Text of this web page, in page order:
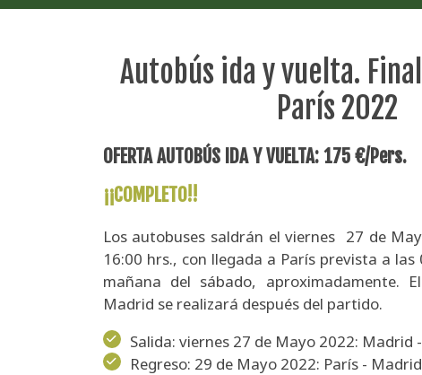
Autobús ida y vuelta.
París 2022
OFERTA AUTOBÚS IDA Y VUELTA: 175 €/Pers.
¡¡COMPLETO!!
Los autobuses saldrán el viernes 27 de
16:00 hrs., con llegada a París prevista a las
mañana del sábado, aproximadamente.
Madrid se realizará después del partido.
Salida: viernes 27 de Mayo 2022: Madrid
Regreso: 29 de Mayo 2022: París -